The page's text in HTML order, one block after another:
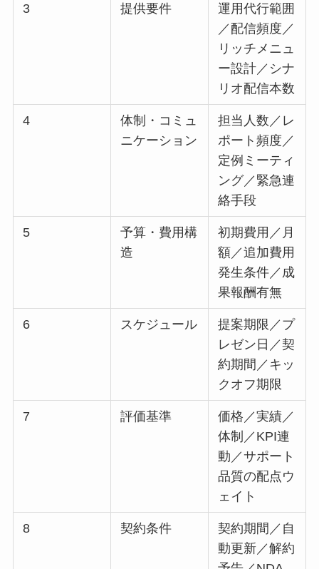
3 提供要件
運用代行範囲
／配信頻度／
リッチメニュ
ー設計／シナ
リオ配信本数
4
体制・コミュ
ニケーション
担当人数／レ
ポート頻度／
定例ミーティ
ング／緊急連
絡手段
5
予算・費用構
造
初期費用／月
額／追加費用
発生条件／成
果報酬有無
6 スケジュール
提案期限／プ
レゼン日／契
約期間／キッ
クオフ期限
7 評価基準
価格／実績／
体制／KPI連
動／サポート
品質の配点ウ
ェイト
8 契約条件
契約期間／自
動更新／解約